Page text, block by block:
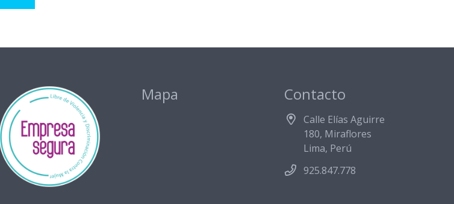
Mapa Contacto
Calle Elías Aguirre
180, Miraflores
Lima, Perú
925.847.778